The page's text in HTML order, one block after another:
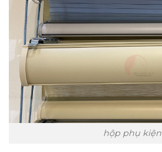
hộp phụ kiện